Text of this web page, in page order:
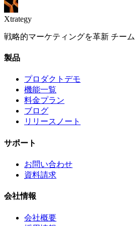
Xtrategy
戦略的マーケティングを革新 チー
製品
プロダクトデモ
機能一覧
料金プラン
ブログ
リリースノート
サポート
お問い合わせ
資料請求
会社情報
会社概要